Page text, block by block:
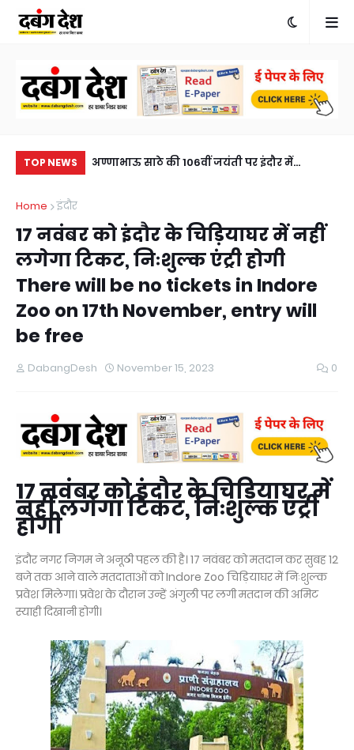
TOP NEWS
एक आरोपी
horse
अण्णाभाऊ साठे की 106वीं जयंती पर इंदौर में
106th birth anniversary of Annabhau Sathe,
a grand procession created history.
Home इंदौर
17 नवंबर को इंदौर के चिड़ियाघर में नहीं
लगेगा टिकट, निःशुल्क एंट्री होगी
There will be no tickets in Indore
Zoo on 17th November, entry will
be free
DabangDesh November 15, 2023 0
17 नवंबर को इंदौर के चिड़ियाघर में
नहीं लगेगा टिकट, निःशुल्क एंट्री
होगी
इंदौर नगर निगम ने अनूठी पहल की है। 17 नवंबर को मतदान कर सुबह 12
बजे तक आने वाले मतदाताओं को Indore Zoo चिड़ियाघर में निःशुल्क
प्रवेश मिलेगा। प्रवेश के दौरान उन्हें अंगुली पर लगी मतदान की अमिट
स्याही दिखानी होगी।